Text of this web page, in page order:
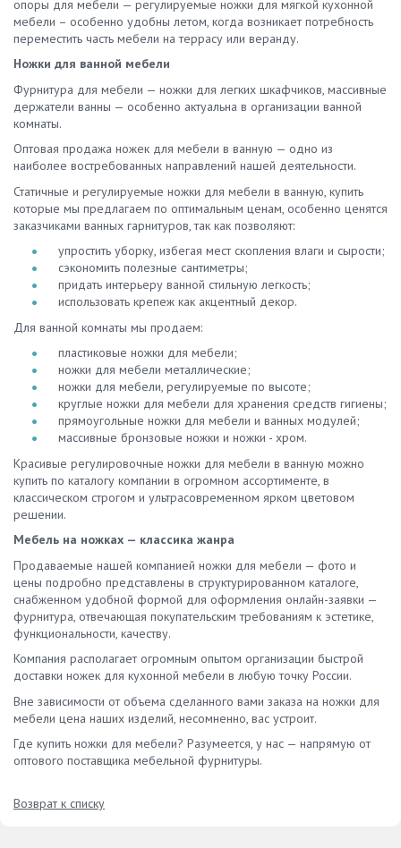
опоры для мебели — регулируемые ножки для мягкой кухонной
мебели – особенно удобны летом, когда возникает потребность
переместить часть мебели на террасу или веранду.
Ножки для ванной мебели
Фурнитура для мебели — ножки для легких шкафчиков, массивные
держатели ванны — особенно актуальна в организации ванной
комнаты.
Оптовая продажа ножек для мебели в ванную — одно из
наиболее востребованных направлений нашей деятельности.
Статичные и регулируемые ножки для мебели в ванную, купить
которые мы предлагаем по оптимальным ценам, особенно ценятся
заказчиками ванных гарнитуров, так как позволяют:
упростить уборку, избегая мест скопления влаги и сырости;
сэкономить полезные сантиметры;
придать интерьеру ванной стильную легкость;
использовать крепеж как акцентный декор.
Для ванной комнаты мы продаем:
пластиковые ножки для мебели;
ножки для мебели металлические;
ножки для мебели, регулируемые по высоте;
круглые ножки для мебели для хранения средств гигиены;
прямоугольные ножки для мебели и ванных модулей;
массивные бронзовые ножки и ножки - хром.
Красивые регулировочные ножки для мебели в ванную можно
купить по каталогу компании в огромном ассортименте, в
классическом строгом и ультрасовременном ярком цветовом
решении.
Мебель на ножках — классика жанра
Продаваемые нашей компанией ножки для мебели — фото и
цены подробно представлены в структурированном каталоге,
снабженном удобной формой для оформления онлайн-заявки —
фурнитура, отвечающая покупательским требованиям к эстетике,
функциональности, качеству.
Компания располагает огромным опытом организации быстрой
доставки ножек для кухонной мебели в любую точку России.
Вне зависимости от объема сделанного вами заказа на ножки для
мебели цена наших изделий, несомненно, вас устроит.
Где купить ножки для мебели? Разумеется, у нас — напрямую от
оптового поставщика мебельной фурнитуры.
Возврат к списку